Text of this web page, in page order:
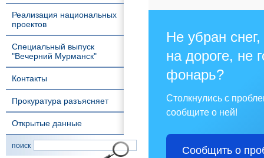
Реализация национальных
проектов
Специальный выпуск
"Вечерний Мурманск"
Контакты
Прокуратура разъясняет
Открытые данные
поиск
Не убран
на дороге, не
фонарь?
Столкнулись с
сообщите о ней!
Сообщить о